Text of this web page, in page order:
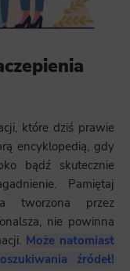
które dziś prawie
encyklopedią, gdy
bądź skutecznie
Pamiętaj
tworzona przez
nie powinna
Może natomiast
źródeł!